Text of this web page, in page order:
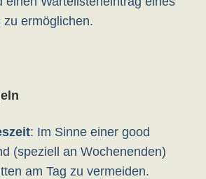
ermöglichen.
: Im Sinne einer good
(speziell an Wochenenden)
am Tag zu vermeiden.